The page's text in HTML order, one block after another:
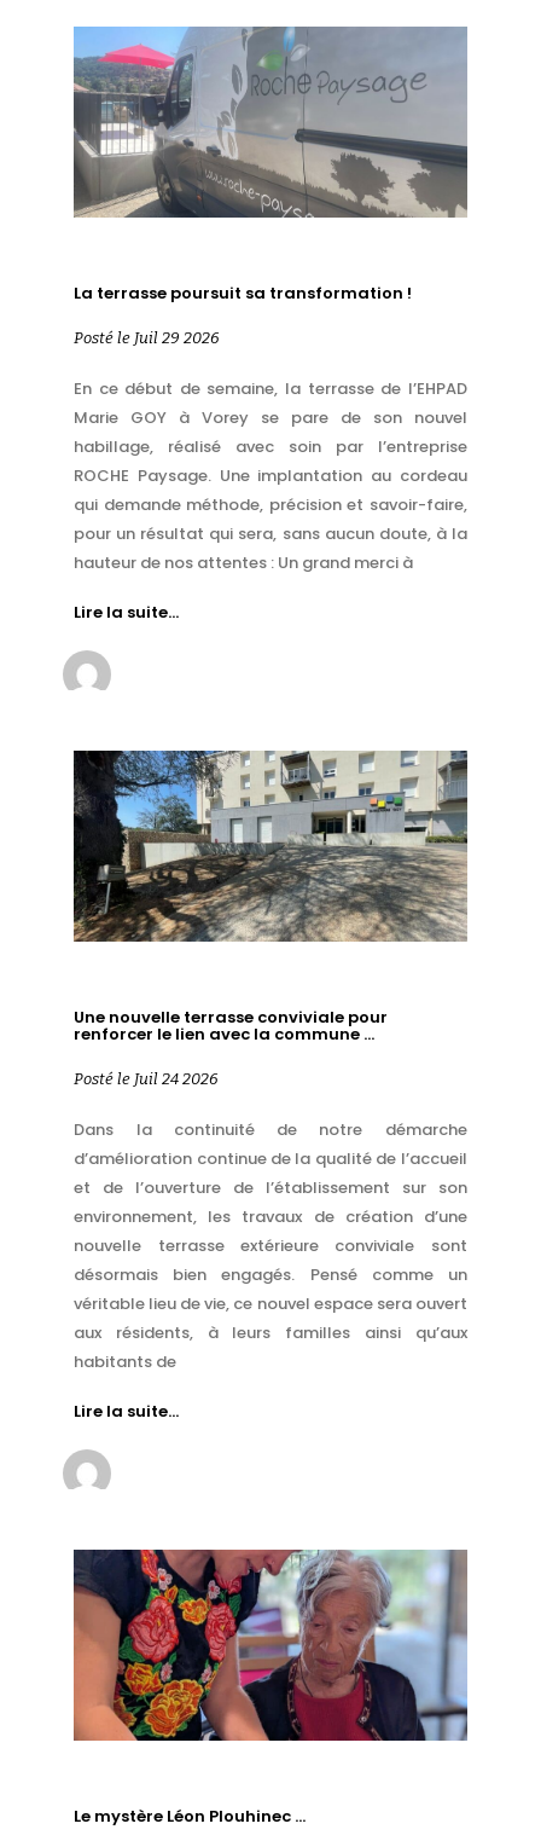
La terrasse poursuit sa transformation !
Posté le Juil 29 2026
En ce début de semaine, la terrasse de l’EHPAD
Marie GOY à Vorey se pare de son nouvel
habillage, réalisé avec soin par l’entreprise
ROCHE Paysage. Une implantation au cordeau
qui demande méthode, précision et savoir-faire,
pour un résultat qui sera, sans aucun doute, à la
hauteur de nos attentes : Un grand merci à
Lire la suite…
Une nouvelle terrasse conviviale pour
renforcer le lien avec la commune …
Posté le Juil 24 2026
Dans la continuité de notre démarche
d’amélioration continue de la qualité de l’accueil
et de l’ouverture de l’établissement sur son
environnement, les travaux de création d’une
nouvelle terrasse extérieure conviviale sont
désormais bien engagés. Pensé comme un
véritable lieu de vie, ce nouvel espace sera ouvert
aux résidents, à leurs familles ainsi qu’aux
habitants de
Lire la suite…
Le mystère Léon Plouhinec …